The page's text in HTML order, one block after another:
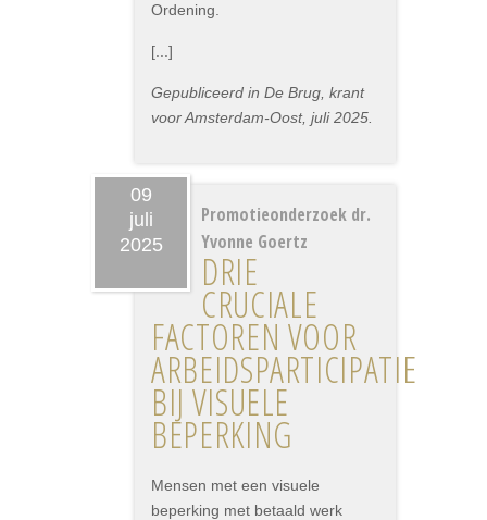
Ordening.
[...]
Gepubliceerd in De Brug, krant
voor Amsterdam-Oost, juli 2025.
09
juli
2025
Promotieonderzoek dr.
Yvonne Goertz
DRIE
CRUCIALE
FACTOREN VOOR
ARBEIDSPARTICIPATIE
BIJ VISUELE
BEPERKING
Mensen met een visuele
beperking met betaald werk